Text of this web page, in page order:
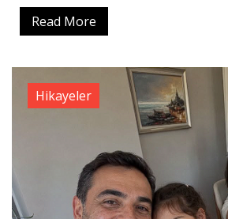
Read More
Hikayeler